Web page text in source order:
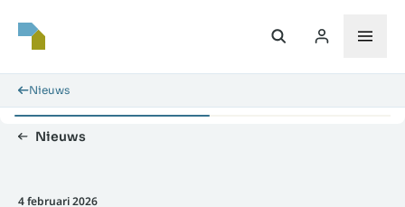
Nieuws
Nieuws
4 februari 2026